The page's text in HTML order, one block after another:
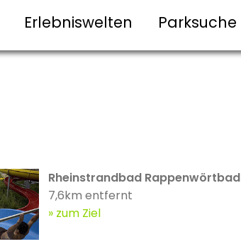
Erlebniswelten Parksuche
Rheinstrandbad Rappenwörtbad
7,6km entfernt
zum Ziel